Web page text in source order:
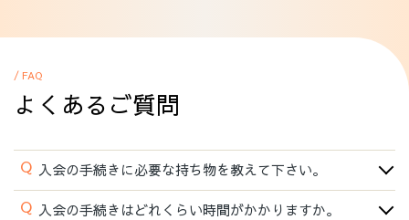
/ FAQ
よくあるご質問
Q 入会の手続きに必要な持ち物を教えて下さい。
Q 入会の手続きはどれくらい時間がかかりますか。